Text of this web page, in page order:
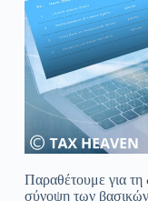
Παραθέτουμε για
σύνοψη των